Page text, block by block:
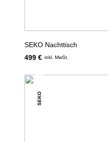
SEKO Nachttisch
499 € inkl. MwSt.
SEKO